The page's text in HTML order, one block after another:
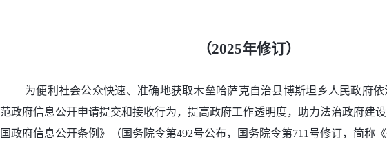
（2025年修订）
为便利社会公众快速、准确地获取木垒哈萨克自治县博斯坦乡人民政府
范政府信息公开申请提交和接收行为，提高政府工作透明度，助力法治政府建
国政府信息公开条例》（国务院令第492号公布，国务院令第711号修订，简称